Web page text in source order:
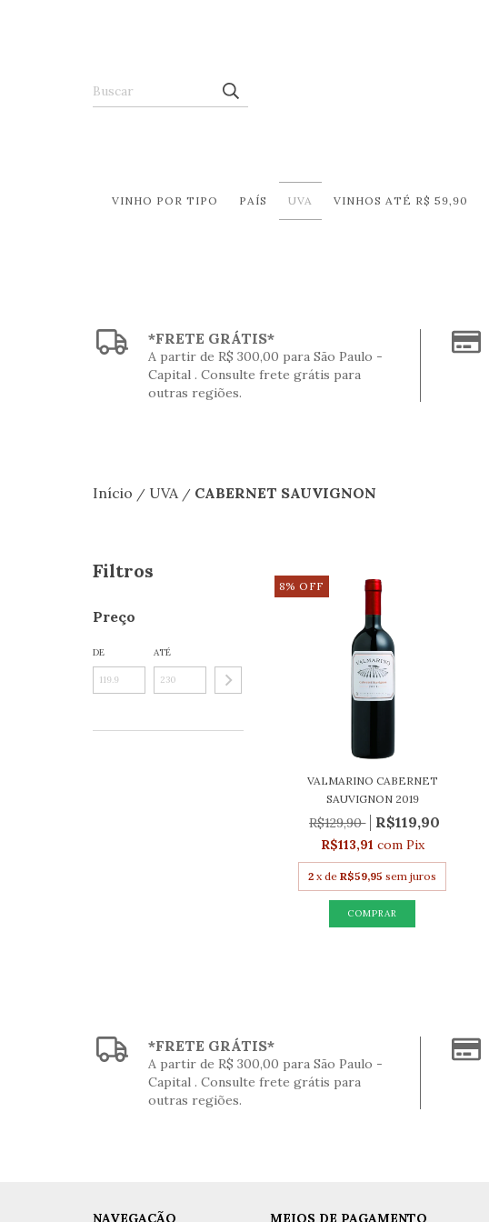
VINHO POR TIPO PAÍS UVA VINHOS ATÉ R$ 59,90
*FRETE GRÁTIS*
A partir de R$ 300,00 para São Paulo -
Capital . Consulte frete grátis para
outras regiões.
Início / UVA / CABERNET SAUVIGNON
Filtros
Preço
DE ATÉ
8%OFF
VALMARINO CABERNET
SAUVIGNON 2019
R$129,90 R$119,90
R$113,91 com Pix
2 x deR$59,95 sem juros
*FRETE GRÁTIS*
A partir de R$ 300,00 para São Paulo -
Capital . Consulte frete grátis para
outras regiões.
NAVEGAÇÃO MEIOS DE PAGAMENTO